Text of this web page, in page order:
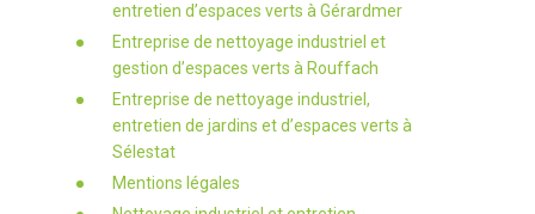
entretien d’espaces verts à Gérardmer
Entreprise de nettoyage industriel et
gestion d’espaces verts à Rouffach
Entreprise de nettoyage industriel,
entretien de jardins et d’espaces verts à
Sélestat
Mentions légales